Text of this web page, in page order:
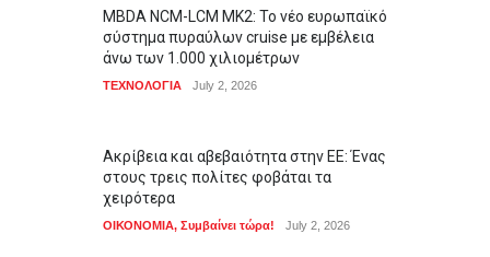
MBDA NCM-LCM MK2: Το νέο ευρωπαϊκό
σύστημα πυραύλων cruise με εμβέλεια
άνω των 1.000 χιλιομέτρων
ΤΕΧΝΟΛΟΓΙΑ July 2, 2026
Ακρίβεια και αβεβαιότητα στην ΕΕ: Ένας
στους τρεις πολίτες φοβάται τα
χειρότερα
ΟΙΚΟΝΟΜΙΑ, Συμβαίνει τώρα! July 2, 2026